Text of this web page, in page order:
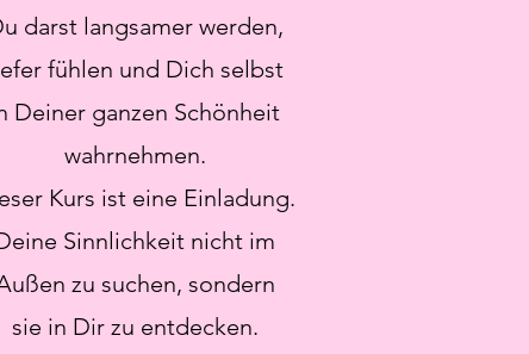
darst langsamer werden,
fühlen und Dich selbst
Deiner ganzen Schönheit
wahrnehmen.
Kurs ist eine Einladung.
Sinnlichkeit nicht im
zu suchen, sondern
sie in Dir zu entdecken.